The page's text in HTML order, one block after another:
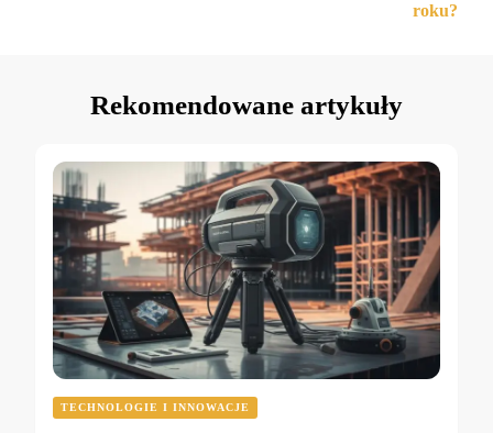
roku?
Rekomendowane artykuły
TECHNOLOGIE I INNOWACJE